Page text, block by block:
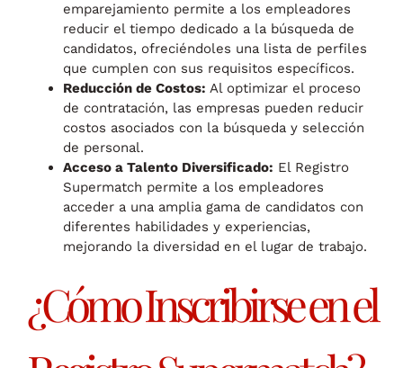
emparejamiento permite a los empleadores
reducir el tiempo dedicado a la búsqueda de
candidatos, ofreciéndoles una lista de perfiles
que cumplen con sus requisitos específicos.
Reducción de Costos: Al optimizar el proceso
de contratación, las empresas pueden reducir
costos asociados con la búsqueda y selección
de personal.
Acceso a Talento Diversificado: El Registro
Supermatch permite a los empleadores
acceder a una amplia gama de candidatos con
diferentes habilidades y experiencias,
mejorando la diversidad en el lugar de trabajo.
¿Cómo Inscribirse en el